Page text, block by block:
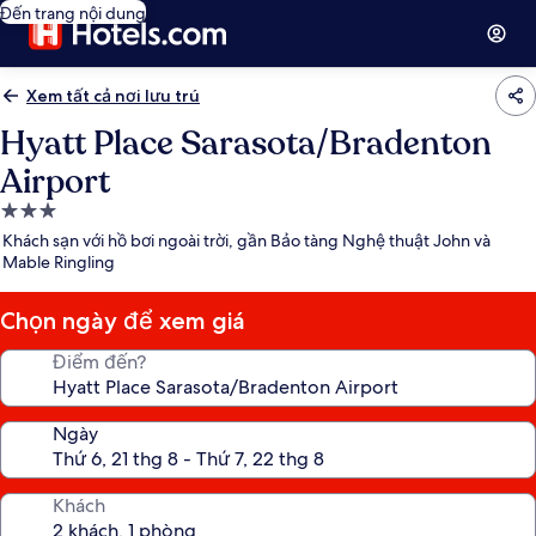
Đến trang nội dung
Xem tất cả nơi lưu trú
Hyatt Place Sarasota/Bradenton
Airport
Nơi
lưu
trú
3.0
sao
Khách sạn với hồ bơi ngoài trời, gần Bảo tàng Nghệ thuật John và
Mable Ringling
Chọn ngày để xem giá
Điểm đến?
Ngày
Khách